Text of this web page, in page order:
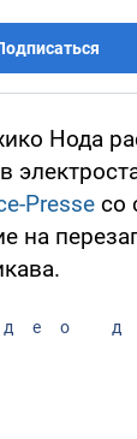
Нода
Presse со
на